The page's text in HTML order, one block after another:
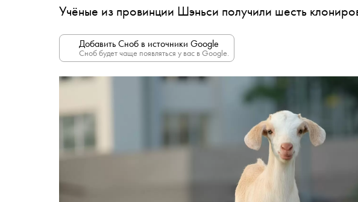
Учёные из провинции Шэньси получили шесть
Добавить Сноб в источники Google
Сноб будет чаще появляться у вас в Google.